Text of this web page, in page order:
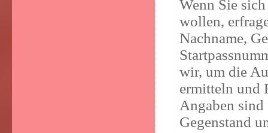
Wenn Sie
wollen,
Nachname,
wir, um die
ermitteln und
Angaben
Gegenstand